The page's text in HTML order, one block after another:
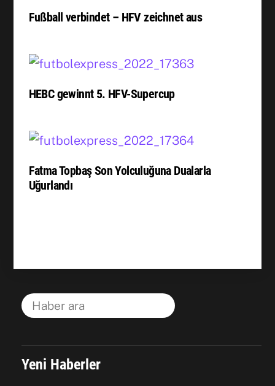
Fußball verbindet – HFV zeichnet aus
HEBC gewinnt 5. HFV-Supercup
Fatma Topbaş Son Yolculuğuna Dualarla
Uğurlandı
Yeni Haberler